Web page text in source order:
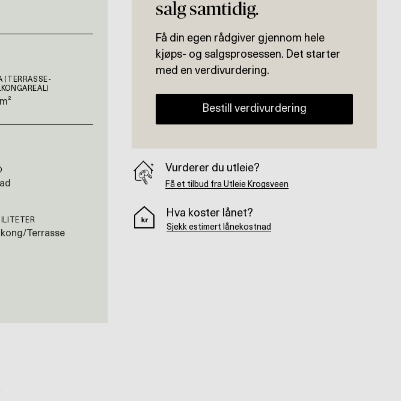
(TERRASSE-
Terrasse
salg samtidig.
Få din egen rådgiver gjennom hele
kjøps- og salgsprosessen. Det starter
med en verdivurdering.
Bestill verdivurdering
Vurderer du utleie?
Få et tilbud fra Utleie Krogsveen
Hva koster lånet?
Sjekk estimert lånekostnad